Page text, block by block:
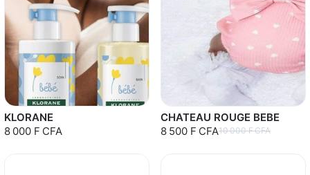
KLORANE
8 000 F CFA
CHATEAU ROUGE BEBE
8 500 F CFA10 000 F CFA